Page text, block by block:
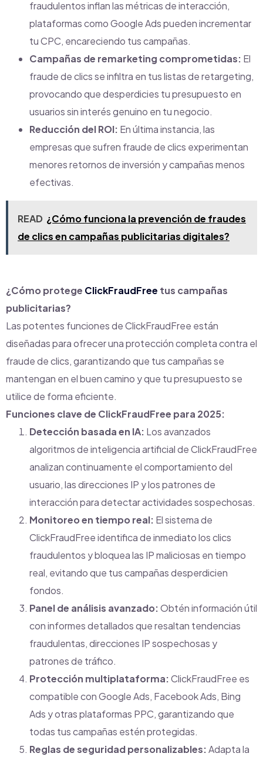
fraudulentos inflan las métricas de interacción,
plataformas como Google Ads pueden incrementar
tu CPC, encareciendo tus campañas.
Campañas de remarketing comprometidas: El
fraude de clics se infiltra en tus listas de retargeting,
provocando que desperdicies tu presupuesto en
usuarios sin interés genuino en tu negocio.
Reducción del ROI: En última instancia, las
empresas que sufren fraude de clics experimentan
menores retornos de inversión y campañas menos
efectivas.
READ ¿Cómo funciona la prevención de fraudes
de clics en campañas publicitarias digitales?
¿Cómo protege ClickFraudFree tus campañas
publicitarias?
Las potentes funciones de ClickFraudFree están
diseñadas para ofrecer una protección completa contra el
fraude de clics, garantizando que tus campañas se
mantengan en el buen camino y que tu presupuesto se
utilice de forma eficiente.
Funciones clave de ClickFraudFree para 2025:
Detección basada en IA: Los avanzados
algoritmos de inteligencia artificial de ClickFraudFree
analizan continuamente el comportamiento del
usuario, las direcciones IP y los patrones de
interacción para detectar actividades sospechosas.
Monitoreo en tiempo real: El sistema de
ClickFraudFree identifica de inmediato los clics
fraudulentos y bloquea las IP maliciosas en tiempo
real, evitando que tus campañas desperdicien
fondos.
Panel de análisis avanzado:Obtén información útil
con informes detallados que resaltan tendencias
fraudulentas, direcciones IP sospechosas y
patrones de tráfico.
Protección multiplataforma:ClickFraudFree es
compatible con Google Ads, Facebook Ads, Bing
Ads y otras plataformas PPC, garantizando que
todas tus campañas estén protegidas.
Reglas de seguridad personalizables:Adapta la